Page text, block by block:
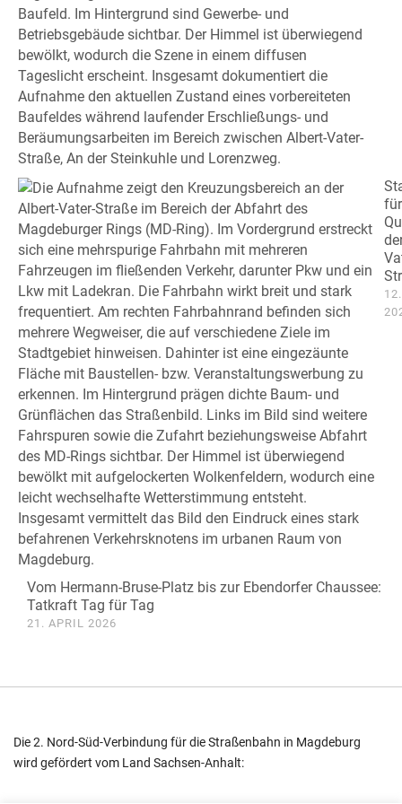
Vom Hermann-Bruse-Platz bis zur Ebendorfer Chaussee:
Tatkraft Tag für Tag
21. APRIL 2026
Die 2. Nord-Süd-Verbindung für die Straßenbahn in Magdeburg
wird gefördert vom Land Sachsen-Anhalt: